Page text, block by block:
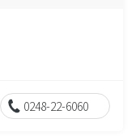
0248-22-6060